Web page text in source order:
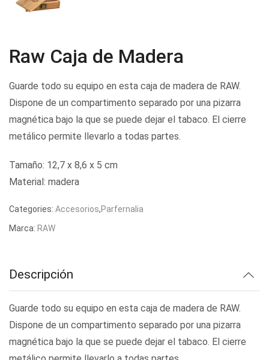
Raw Caja de Madera
Guarde todo su equipo en esta caja de madera de RAW.
Dispone de un compartimento separado por una pizarra
magnética bajo la que se puede dejar el tabaco. El cierre
metálico permite llevarlo a todas partes.
Tamaño: 12,7 x 8,6 x 5 cm
Material: madera
Categories: Accesorios,Parfernalia
Marca: RAW
Descripción
Guarde todo su equipo en esta caja de madera de RAW.
Dispone de un compartimento separado por una pizarra
magnética bajo la que se puede dejar el tabaco. El cierre